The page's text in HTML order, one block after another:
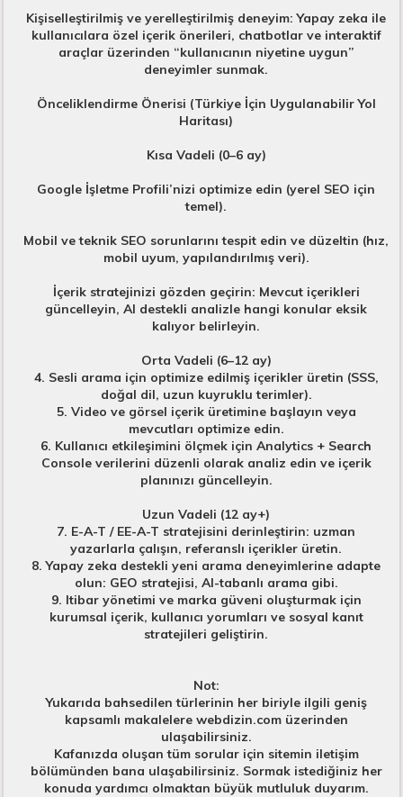
Kişiselleştirilmiş ve yerelleştirilmiş deneyim: Yapay zeka ile
kullanıcılara özel içerik önerileri, chatbotlar ve interaktif
araçlar üzerinden “kullanıcının niyetine uygun”
deneyimler sunmak.
Önceliklendirme Önerisi (Türkiye İçin Uygulanabilir Yol
Haritası)
Kısa Vadeli (0–6 ay)
Google İşletme Profili’nizi optimize edin (yerel SEO için
temel).
Mobil ve teknik SEO sorunlarını tespit edin ve düzeltin (hız,
mobil uyum, yapılandırılmış veri).
İçerik stratejinizi gözden geçirin: Mevcut içerikleri
güncelleyin, AI destekli analizle hangi konular eksik
kalıyor belirleyin.
Orta Vadeli (6–12 ay)
4. Sesli arama için optimize edilmiş içerikler üretin (SSS,
doğal dil, uzun kuyruklu terimler).
5. Video ve görsel içerik üretimine başlayın veya
mevcutları optimize edin.
6. Kullanıcı etkileşimini ölçmek için Analytics + Search
Console verilerini düzenli olarak analiz edin ve içerik
planınızı güncelleyin.
Uzun Vadeli (12 ay+)
7. E-A-T / EE-A-T stratejisini derinleştirin: uzman
yazarlarla çalışın, referanslı içerikler üretin.
8. Yapay zeka destekli yeni arama deneyimlerine adapte
olun: GEO stratejisi, AI-tabanlı arama gibi.
9. Itibar yönetimi ve marka güveni oluşturmak için
kurumsal içerik, kullanıcı yorumları ve sosyal kanıt
stratejileri geliştirin.
Not:
Yukarıda bahsedilen türlerinin her biriyle ilgili geniş
kapsamlı makalelere webdizin.com üzerinden
ulaşabilirsiniz.
Kafanızda oluşan tüm sorular için sitemin iletişim
bölümünden bana ulaşabilirsiniz. Sormak istediğiniz her
konuda yardımcı olmaktan büyük mutluluk duyarım.